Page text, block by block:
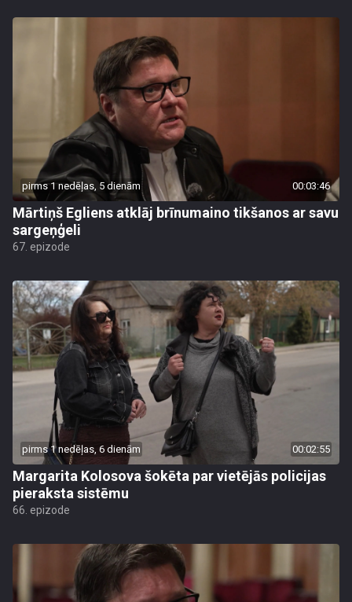
pirms 1 nedēļas, 5 dienām 00:03:46
Mārtiņš Egliens atklāj brīnumaino tikšanos ar savu
sargeņģeli
67. epizode
pirms 1 nedēļas, 6 dienām 00:02:55
Margarita Kolosova šokēta par vietējās policijas
pieraksta sistēmu
66. epizode